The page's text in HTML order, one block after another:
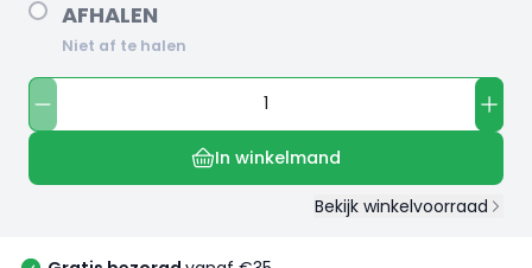
AFHALEN
Niet af te halen
In winkelmand
Bekijk winkelvoorraad